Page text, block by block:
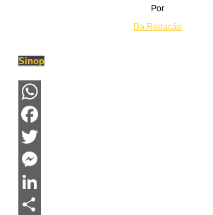
Por
Da Redação
Sinop
WhatsApp
Facebook
Twitter
Messenger
LinkedIn